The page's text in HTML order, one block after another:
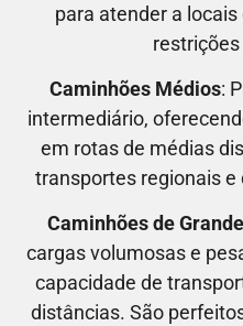
para atender a
Caminhões Médios:
intermediário,
em rotas de médias
transportes regionais
Caminhões de
cargas volumosas e
capacidade de
distâncias. São